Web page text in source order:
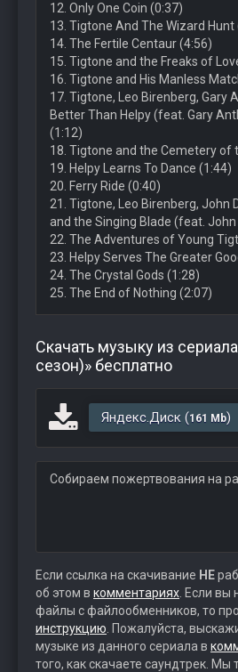
12. Only One Coin (0:37)
13. Tigtone And The Wizard Hunt
14. The Fertile Centaur (4:56)
15. Tigtone and the Freaks of
16. Tigtone and His Manless
17. Tigtone, Leo Birenberg, Gary
Better Than Helpy (feat. Gary
(1:12)
18. Tigtone and the Cemetery of
19. Helpy Learns To Dance (1:44)
20. Ferry Ride (0:40)
21. Tigtone, Leo Birenberg, John
and the Singing Blade (feat.
22. The Adventures of Young
23. Helpy Serves The Greater
24. The Crystal Gods (1:28)
25. The End of Nothing (2:07)
Скачать музыку из сериала
сезон)» бесплатно
Яндекс.Диск (161 Mb)
Собираем пожертвования на
Если ссылка на скачивание НЕ
об этом в комментариях . Если
файлы с файлообменников, то
инструкцию . Пожалуйста,
музыке из данного сериала в
того, как скачаете саундтрек.